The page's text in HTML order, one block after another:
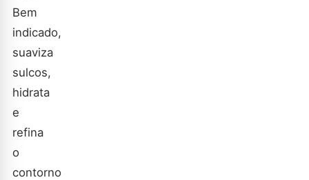
Bem
indicado,
suaviza
sulcos,
hidrata
e
refina
o
contorno